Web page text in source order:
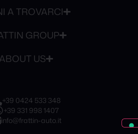
A TROVARCI
GROUP
ABOUT US
+39 0424 533 348
+39 331 998 1407
info@frattin-auto.it